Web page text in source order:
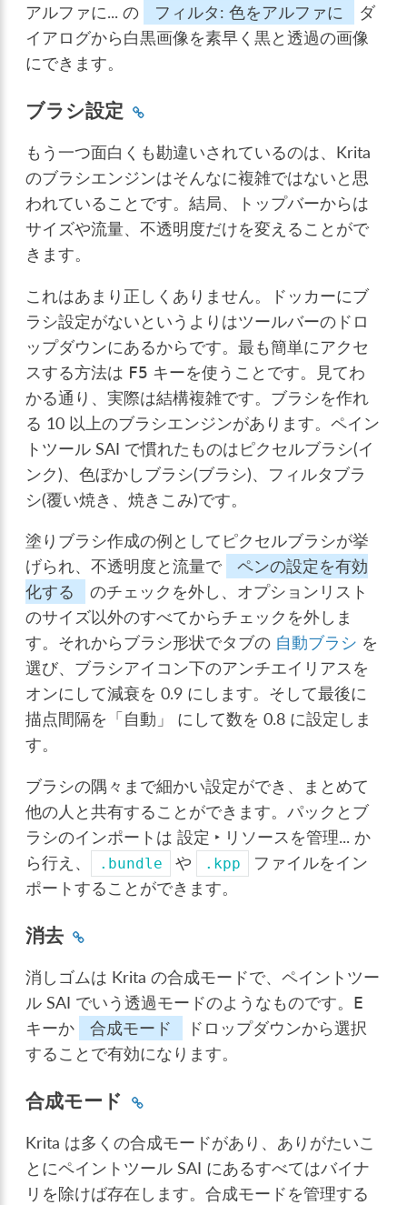
アルファに... の フィルタ: 色をアルファに
ダ
イアログから白黒画像を素早く黒と透過の画像
にできます。
ブラシ設定
もう一つ面白くも勘違いされているのは、Krita
のブラシエンジンはそんなに複雑ではないと思
われていることです。結局、トップバーからは
サイズや流量、不透明度だけを変えることがで
きます。
これはあまり正しくありません。ドッカーにブ
ラシ設定がないというよりはツールバーのドロ
ップダウンにあるからです。最も簡単にアクセ
スする方法は F5 キーを使うことです。見てわ
かる通り、実際は結構複雑です。ブラシを作れ
る 10 以上のブラシエンジンがあります。ペイン
トツール SAI で慣れたものはピクセルブラシ(イ
ンク)、色ぼかしブラシ(ブラシ)、フィルタブラ
シ(覆い焼き、焼きこみ)です。
塗りブラシ作成の例としてピクセルブラシが挙
げられ、不透明度と流量で
ペンの設定を有効
化する
のチェックを外し、オプションリスト
のサイズ以外のすべてからチェックを外しま
す。それからブラシ形状でタブの 自動ブラシ を
選び、ブラシアイコン下のアンチエイリアスを
オンにして減衰を 0.9 にします。そして最後に
描点間隔を「自動」 にして数を 0.8 に設定しま
す。
ブラシの隅々まで細かい設定ができ、まとめて
他の人と共有することができます。パックとブ
ラシのインポートは設定 ‣ リソースを管理... か
ら行え、
.bundle や .kpp
ファイルをイン
ポートすることができます。
消去
消しゴムは Krita の合成モードで、ペイントツー
ル SAI でいう透過モードのようなものです。
E
キーか 合成モード
ドロップダウンから選択
することで有効になります。
合成モード
Krita は多くの合成モードがあり、ありがたいこ
とにペイントツール SAI にあるすべてはバイナ
リを除けば存在します。合成モードを管理する